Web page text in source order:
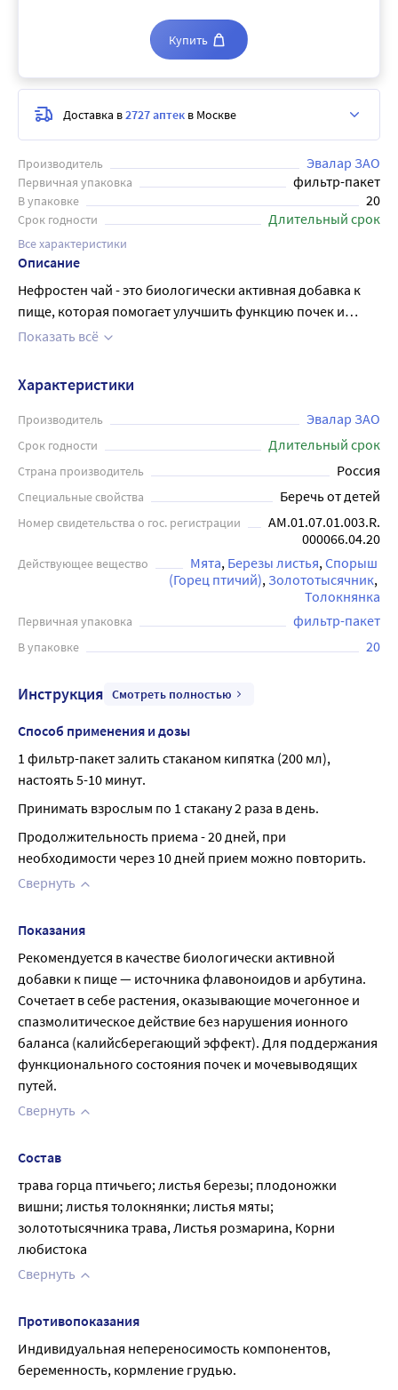
Производитель Эвалар ЗАО
Первичная упаковка фильтр-пакет
В упаковке 20
Срок годности Длительный срок
Все характеристики
Описание
Нефростен чай - это биологически активная добавка к
пище, которая помогает улучшить функцию почек и
мочевого пузыря. Его активные компоненты оказывают
антибактериальное действие. Чай Нефростен
рекомендуется как средство для профилактики и
комплексного лечения заболеваний мочевыводящих
путей, таких как цистит, пиелонефрит, и других
Каждый пакетик чая упакован в фильтр-пакет, так что его
удобно заваривать и использовать. Он имеет приятный
вкус и аромат, и может быть употреблен как горячим, так
удобной упаковке из 20 пакетиков, каждый из которых
Показать всё
Купить
Доставка в2727 аптек в Москве
Характеристики
Производитель Эвалар ЗАО
Срок годности Длительный срок
Страна производитель Россия
Специальные свойства Беречь от детей
Номер свидетельства о гос. регистрации
AM.01.07.01.003.R.
000066.04.20
Действующее вещество Мята Березы листья Спорыш
(Горец птичий) Золототысячник
Толокнянка
Первичная упаковка фильтр-пакет
В упаковке 20
Инструкция Смотреть полностью
Способ применения и дозы
1 фильтр-пакет залить стаканом кипятка (200 мл),
настоять 5-10 минут.
Принимать взрослым по 1 стакану 2 раза в день.
Продолжительность приема - 20 дней, при
необходимости через 10 дней прием можно повторить.
Свернуть
Показания
Рекомендуется в качестве биологически активной
добавки к пище — источника флавоноидов и арбутина.
Сочетает в себе растения, оказывающие мочегонное и
спазмолитическое действие без нарушения ионного
баланса (калийсберегающий эффект). Для поддержания
функционального состояния почек и мочевыводящих
путей.
Свернуть
Состав
трава горца птичьего; листья березы; плодоножки
вишни; листья толокнянки; листья мяты;
золототысячника трава, Листья розмарина, Корни
любистока
Свернуть
Противопоказания
Индивидуальная непереносимость компонентов,
беременность, кормление грудью.